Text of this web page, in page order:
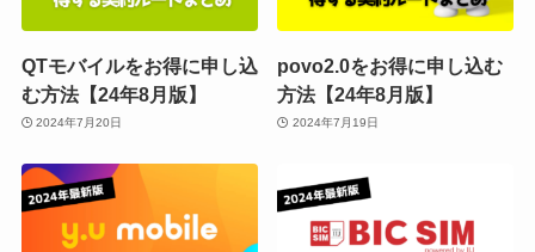
QTモバイルをお得に申し込
む方法【24年8月版】
2024年7月20日
povo2.0をお得に申し込む
方法【24年8月版】
2024年7月19日